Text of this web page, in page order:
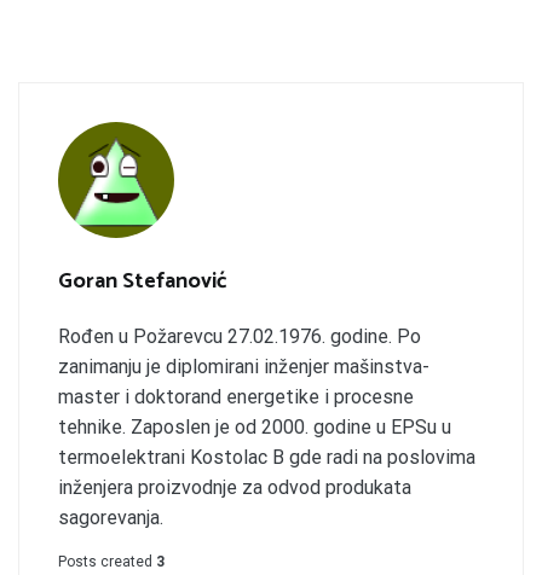
Goran Stefanović
Rođen u Požarevcu 27.02.1976. godine. Po
zanimanju je diplomirani inženjer mašinstva-
master i doktorand energetike i procesne
tehnike. Zaposlen je od 2000. godine u EPSu u
termoelektrani Kostolac B gde radi na poslovima
inženjera proizvodnje za odvod produkata
sagorevanja.
Posts created 3